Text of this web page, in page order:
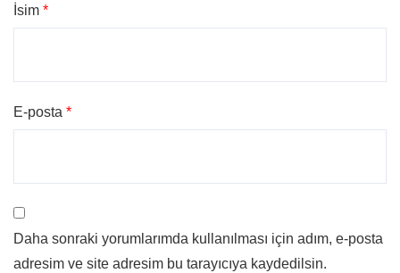
İsim *
E-posta *
Daha sonraki yorumlarımda kullanılması için adım, e-posta
adresim ve site adresim bu tarayıcıya kaydedilsin.